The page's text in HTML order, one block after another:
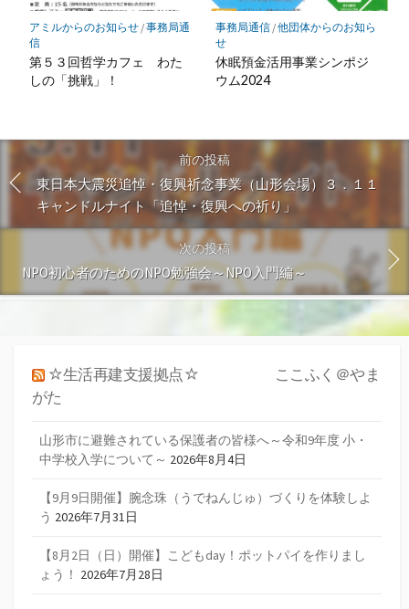
アミルからのお知らせ/事務局通
信
第５３回哲学カフェ わた
しの「挑戦」！
事務局通信/他団体からのお知ら
せ
休眠預金活用事業シンポジ
ウム2024
前の投稿
東日本大震災追悼・復興祈念事業（山形会場）３．１１
キャンドルナイト「追悼・復興への祈り」
次の投稿
NPO初心者のためのNPO勉強会～NPO入門編～
☆生活再建支援拠点☆ ここふく＠やま
がた
山形市に避難されている保護者の皆様へ～令和9年度 小・
中学校入学について～ 2026年8月4日
【9月9日開催】腕念珠（うでねんじゅ）づくりを体験しよ
う 2026年7月31日
【8月2日（日）開催】こどもday！ポットパイを作りまし
ょう！ 2026年7月28日